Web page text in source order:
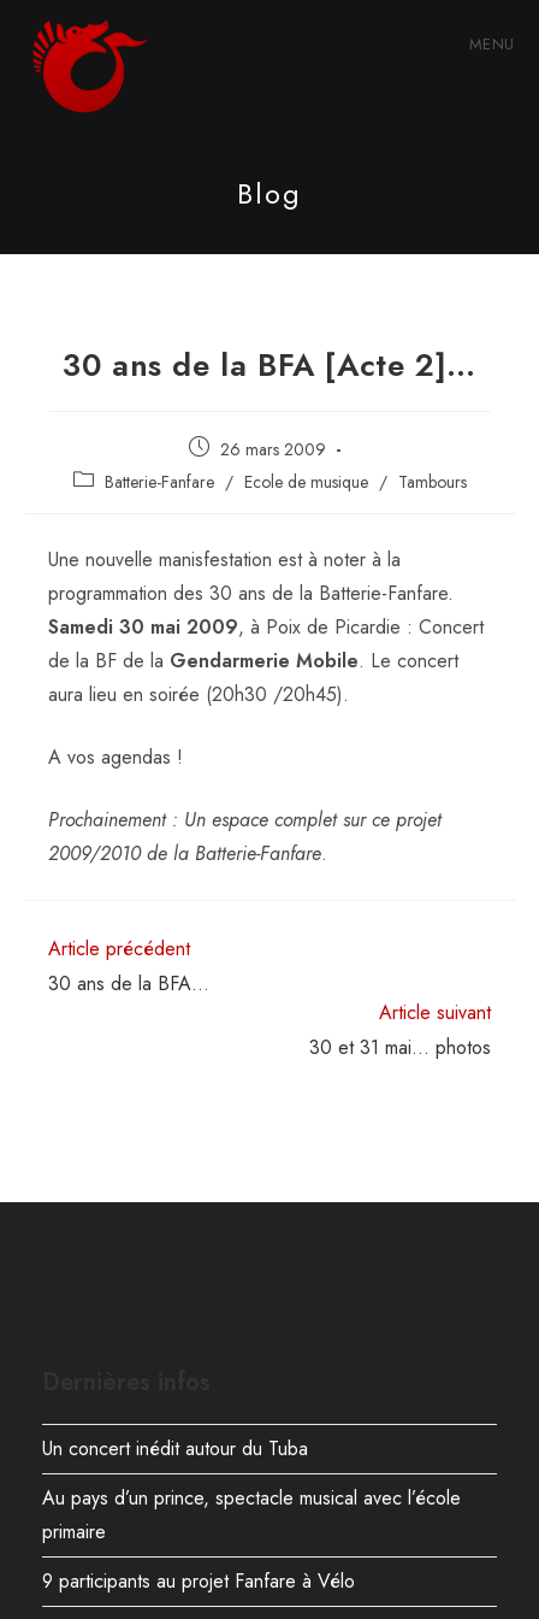
content
MENU
Blog
30 ans de la BFA [Acte 2]…
Publication
publiée :
26 mars 2009
Post Batterie-Fanfare / Ecole de musique / Tambours
Une nouvelle manisfestation est à noter à la
programmation des 30 ans de la Batterie-Fanfare.
Samedi 30 mai 2009, à Poix de Picardie : Concert
de la BF de la Gendarmerie Mobile. Le concert
aura lieu en soirée (20h30 /20h45).
A vos agendas !
Prochainement : Un espace complet sur ce projet
2009/2010 de la Batterie-Fanfare.
Read
more
articles
Article précédent
30 ans de la BFA…
Article suivant
30 et 31 mai… photos
Un concert inédit autour du Tuba
Au pays d’un prince, spectacle musical avec l’école
primaire
9 participants au projet Fanfare à Vélo